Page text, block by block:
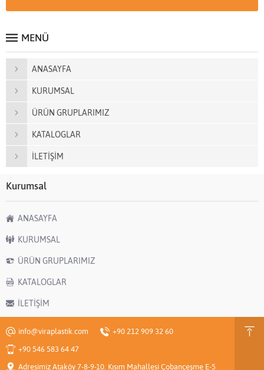
MENÜ
ANASAYFA
KURUMSAL
ÜRÜN GRUPLARIMIZ
KATALOGLAR
İLETİŞİM
Kurumsal
ANASAYFA
KURUMSAL
ÜRÜN GRUPLARIMIZ
KATALOGLAR
İLETİŞİM
info@viraplastik.com
+90 212 909 32 60
+90 546 583 64 47
Adresimiz Ataköy 7-8-9-10. Kısım Mahallesi Çobançeşme E-5